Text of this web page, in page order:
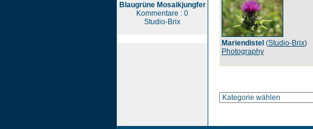
Blaugrüne Mosaikjungfer
Kommentare : 0
Studio-Brix
Mariendistel (Studio-Brix)
Photography